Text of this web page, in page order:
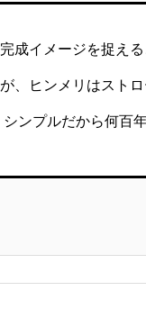
成イメージを捉え
、ヒンメリはスト
ンプルだから何百